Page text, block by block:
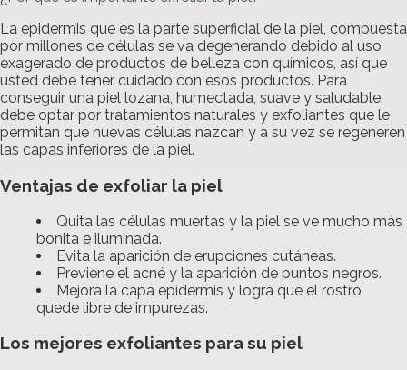
La epidermis que es la parte superficial de la piel, compuesta
por millones de células se va degenerando debido al uso
exagerado de productos de belleza con químicos, así que
usted debe tener cuidado con esos productos. Para
conseguir una piel lozana, humectada, suave y saludable,
debe optar por tratamientos naturales y exfoliantes que le
permitan que nuevas células nazcan y a su vez se regeneren
las capas inferiores de la piel.
Ventajas de exfoliar la piel
Quita las células muertas y la piel se ve mucho más
bonita e iluminada.
Evita la aparición de erupciones cutáneas.
Previene el acné y la aparición de puntos negros.
Mejora la capa epidermis y logra que el rostro
quede libre de impurezas.
Los mejores exfoliantes para su piel